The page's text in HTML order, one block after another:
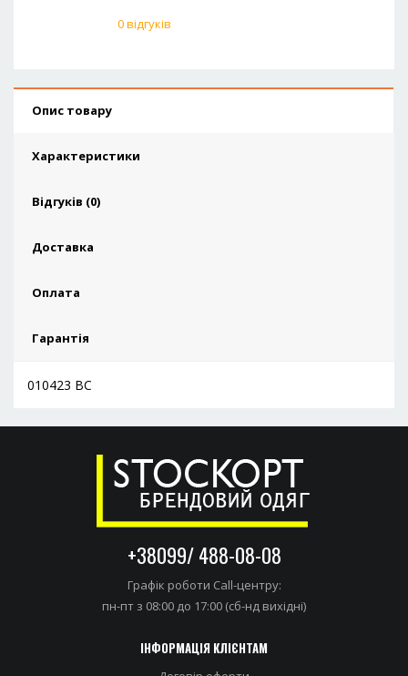
0 відгуків
Опис товару
Характеристики
Відгуків (0)
Доставка
Оплата
Гарантія
010423 ВС
+38099/ 488-08-08
Графік роботи Call-центру:
пн-пт з 08:00 до 17:00 (сб-нд вихідні)
ІНФОРМАЦІЯ КЛІЄНТАМ